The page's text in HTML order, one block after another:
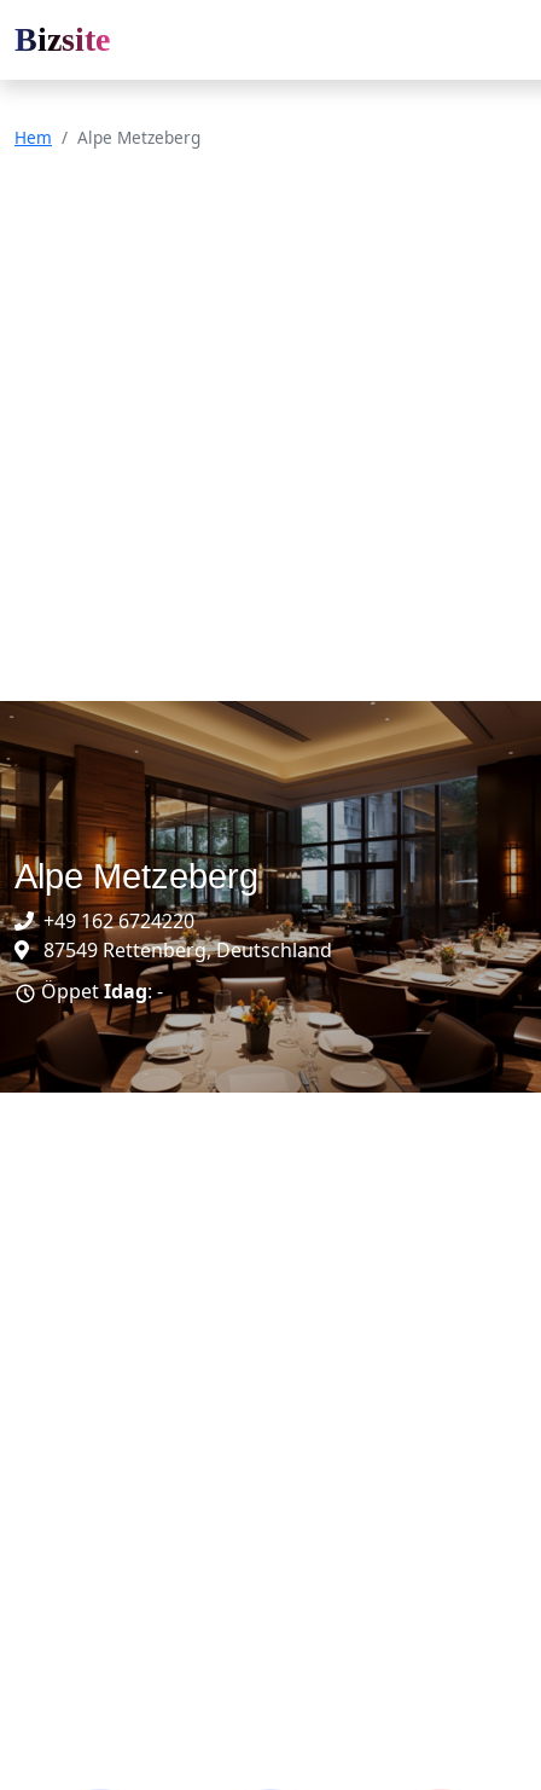
Bizsite
Hem Alpe Metzeberg
Alpe Metzeberg
+49 162 6724220
87549 Rettenberg, Deutschland
ÖppetIdag: -